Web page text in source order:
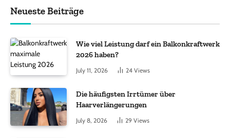
Neueste Beiträge
Wie viel Leistung darf ein Balkonkraftwerk
2026 haben?
July 11, 2026 24 Views
Die häufigsten Irrtümer über
Haarverlängerungen
July 8, 2026 29 Views